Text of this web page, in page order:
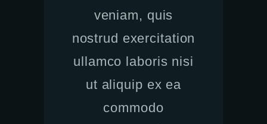
veniam, quis
nostrud exercitation
ullamco laboris nisi
ut aliquip ex ea
commodo